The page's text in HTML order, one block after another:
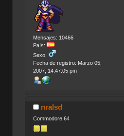
Mensajes: 10466
País:
Sexo:
Fecha de registro: Marzo 05,
2007, 14:47:05 pm
nralsd
Commodore 64